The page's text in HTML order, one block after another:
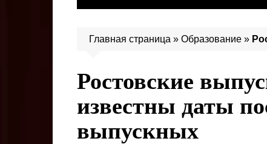
Главная страница » Образование »
Ростовские
известны даты
выпускных